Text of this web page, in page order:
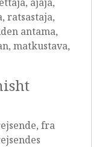
ratsastaja,
antama,
matkustava,
fra